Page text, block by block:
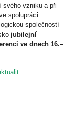
vzniku a při
spolupráci
společností
jubilejní
ve dnech 16.–
ke konferenci
do 6. září.
...